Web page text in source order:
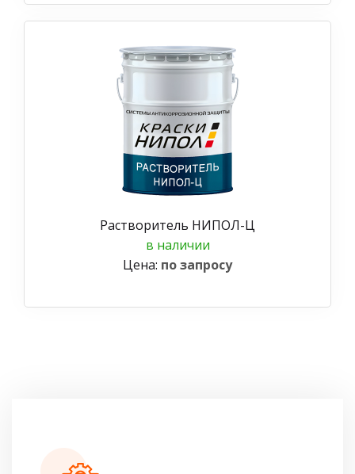
Растворитель НИПОЛ-Ц
в наличии
Цена: по запросу